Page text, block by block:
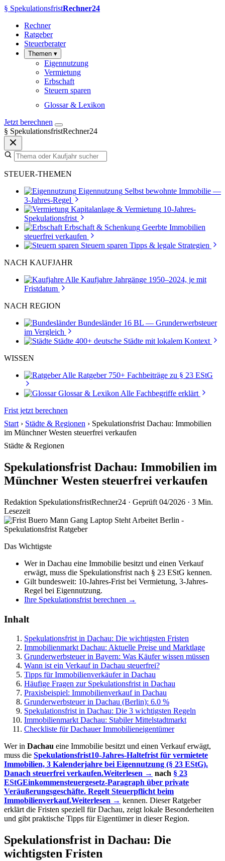
§ SpekulationsfristRechner24
Rechner
Ratgeber
Steuerberater
Themen ▾
Eigennutzung
Vermietung
Erbschaft
Steuern sparen
Glossar & Lexikon
Jetzt berechnen
§ SpekulationsfristRechner24
STEUER-THEMEN
Eigennutzung Selbst bewohnte Immobilie —
3-Jahres-Regel
Kapitalanlage & Vermietung 10-Jahres-
Spekulationsfrist
Erbschaft & Schenkung Geerbte Immobilien
steuerfrei verkaufen
Steuern sparen Tipps & legale Strategien
NACH KAUFJAHR
Alle Kaufjahre Jahrgänge 1950–2024, je mit
Fristdatum
NACH REGION
Bundesländer 16 BL — Grunderwerbsteuer
im Vergleich
Städte 400+ deutsche Städte mit lokalem Kontext
WISSEN
Alle Ratgeber 750+ Fachbeiträge zu § 23 EStG
Glossar & Lexikon Alle Fachbegriffe erklärt
Frist jetzt berechnen
Start › Städte & Regionen › Spekulationsfrist Dachau: Immobilien
im Münchner Westen steuerfrei verkaufen
Städte & Regionen
Spekulationsfrist Dachau: Immobilien im
Münchner Westen steuerfrei verkaufen
Redaktion SpekulationsfristRechner24 · Geprüft 04/2026 · 3 Min.
Lesezeit
Das Wichtigste
Wer in Dachau eine Immobilie besitzt und einen Verkauf
erwägt, muss die Spekulationsfrist nach § 23 EStG kennen.
Gilt bundesweit: 10-Jahres-Frist bei Vermietung, 3-Jahres-
Regel bei Eigennutzung.
Ihre Spekulationsfrist berechnen →
Inhalt
Spekulationsfrist in Dachau: Die wichtigsten Fristen
Immobilienmarkt Dachau: Aktuelle Preise und Marktlage
Grunderwerbsteuer in Bayern: Was Käufer wissen müssen
Wann ist ein Verkauf in Dachau steuerfrei?
Tipps für Immobilienverkäufer in Dachau
Häufige Fragen zur Spekulationsfrist in Dachau
Praxisbeispiel: Immobilienverkauf in Dachau
Grunderwerbsteuer in Dachau (Berlin): 6.0 %
Spekulationsfrist in Dachau: Die 3 wichtigsten Regeln
Immobilienmarkt Dachau: Stabiler Mittelstadtmarkt
Checkliste für Dachauer Immobilieneigentümer
Wer in Dachau eine Immobilie besitzt und einen Verkauf erwägt,
muss die Spekulationsfrist10-Jahres-Haltefrist für vermietete
Immobilien, 3 Kalenderjahre bei Eigennutzung (§ 23 EStG).
Danach steuerfrei verkaufen.Weiterlesen → nach § 23
EStGEinkommensteuergesetz-Paragraph über private
Veräußerungsgeschäfte. Regelt Steuerpflicht beim
Immobilienverkauf.Weiterlesen → kennen. Dieser Ratgeber
erklärt die Fristen speziell für Dachau, zeigt lokale Besonderheiten
und gibt praktische Tipps für Eigentümer in dieser Region.
Spekulationsfrist in Dachau: Die
wichtigsten Fristen